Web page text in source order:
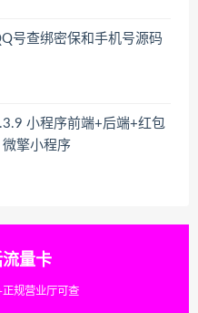
号查绑密保和手机号源码
小程序前端+后端+红包
擎小程序
量卡
规营业厅可查